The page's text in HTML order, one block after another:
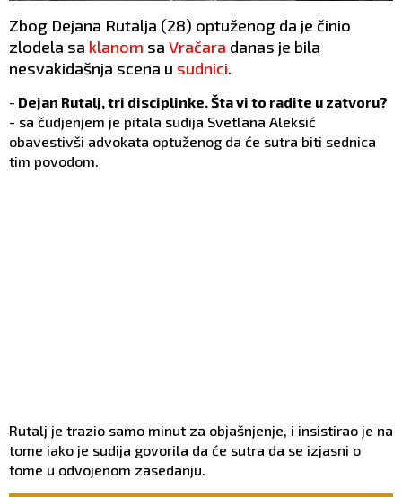
Zbog Dejana Rutalja (28) optuženog da je činio
zlodela sa klanom sa Vračara danas je bila
nesvakidašnja scena u sudnici.
- Dejan Rutalj, tri disciplinke. Šta vi to radite u zatvoru?
- sa čudjenjem je pitala sudija Svetlana Aleksić
obavestivši advokata optuženog da će sutra biti sednica
tim povodom.
Rutalj je trazio samo minut za objašnjenje, i insistirao je na
tome iako je sudija govorila da će sutra da se izjasni o
tome u odvojenom zasedanju.